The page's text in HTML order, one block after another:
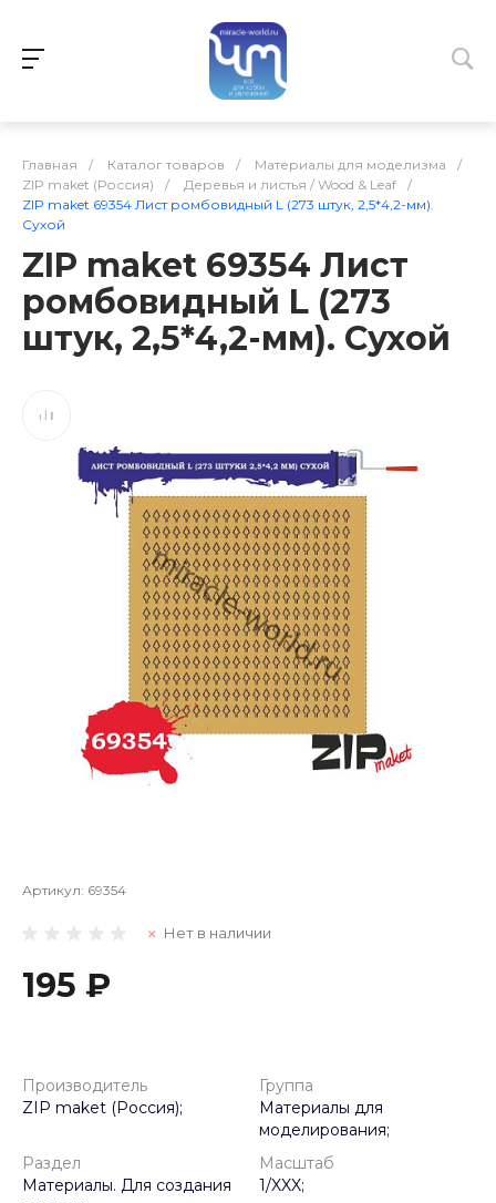
Главная / Каталог товаров / Материалы для моделизма
/
ZIP maket (Россия)
/ Деревья и листья / Wood & Leaf
/
ZIP maket 69354 Лист ромбовидный L (273 штук, 2,5*4,2-мм).
Сухой
ZIP maket 69354 Лист
ромбовидный L (273
штук, 2,5*4,2-мм). Сухой
Артикул: 69354
Нет в наличии
195 ₽
Производитель
ZIP maket (Россия);
Группа
Материалы для
моделирования;
Раздел
Материалы. Для создания
Масштаб
1/XXX;